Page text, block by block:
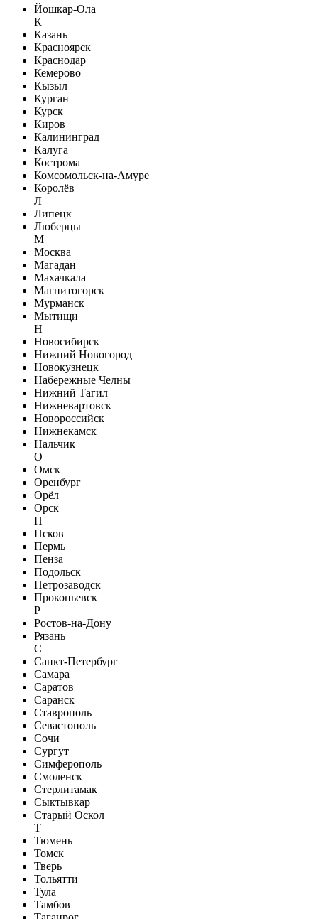
Йошкар-Ола
К
Казань
Красноярск
Краснодар
Кемерово
Кызыл
Курган
Курск
Киров
Калининград
Калуга
Кострома
Комсомольск-на-Амуре
Королёв
Л
Липецк
Люберцы
М
Москва
Магадан
Махачкала
Магнитогорск
Мурманск
Мытищи
Н
Новосибирск
Нижний Новогород
Новокузнецк
Набережные Челны
Нижний Тагил
Нижневартовск
Новороссийск
Нижнекамск
Нальчик
О
Омск
Оренбург
Орёл
Орск
П
Псков
Пермь
Пенза
Подольск
Петрозаводск
Прокопьевск
Р
Ростов-на-Дону
Рязань
С
Санкт-Петербург
Самара
Саратов
Саранск
Ставрополь
Севастополь
Сочи
Сургут
Симферополь
Смоленск
Стерлитамак
Сыктывкар
Старый Оскол
Т
Тюмень
Томск
Тверь
Тольятти
Тула
Тамбов